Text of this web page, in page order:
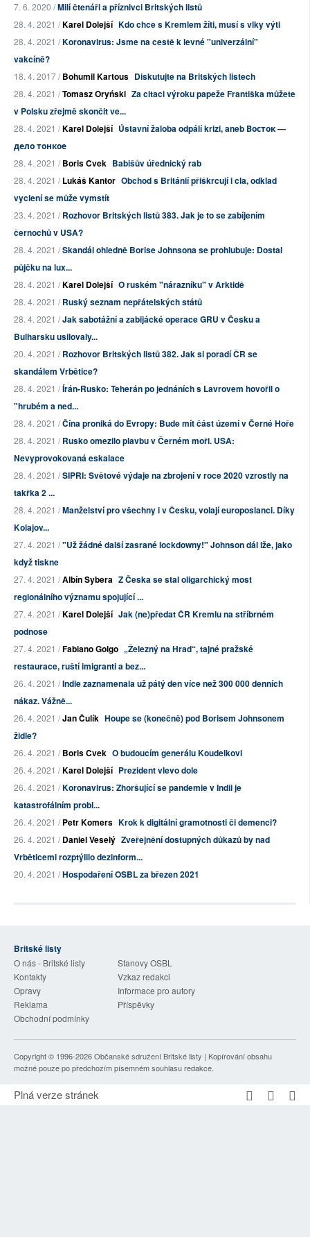
7. 6. 2020 /Milí čtenáři a příznivci Britských listů
28. 4. 2021 /Karel Dolejší Kdo chce s Kremlem žíti, musí s vlky výti
28. 4. 2021 /Koronavirus: Jsme na cestě k levné "univerzální"
vakcíně?
18. 4. 2017 /Bohumil Kartous Diskutujte na Britských listech
28. 4. 2021 /Tomasz Oryński Za citaci výroku papeže Františka můžete
v Polsku zřejmě skončit ve...
28. 4. 2021 /Karel Dolejší Ústavní žaloba odpálí krizi, aneb Восток —
дело тонкое
28. 4. 2021 /Boris Cvek Babišův úřednický rab
28. 4. 2021 /Lukáš Kantor Obchod s Británií přiškrcují i cla, odklad
vyclení se může vymstít
23. 4. 2021 /Rozhovor Britských listů 383. Jak je to se zabíjením
černochů v USA?
28. 4. 2021 /Skandál ohledně Borise Johnsona se prohlubuje: Dostal
půjčku na lux...
28. 4. 2021 /Karel Dolejší O ruském "nárazníku" v Arktidě
28. 4. 2021 /Ruský seznam nepřátelských států
28. 4. 2021 /Jak sabotážní a zabijácké operace GRU v Česku a
Bulharsku usilovaly...
20. 4. 2021 /Rozhovor Britských listů 382. Jak si poradí ČR se
skandálem Vrbětice?
28. 4. 2021 /Írán-Rusko: Teherán po jednáních s Lavrovem hovořil o
"hrubém a ned...
28. 4. 2021 /Čína proniká do Evropy: Bude mít část území v Černé Hoře
28. 4. 2021 /Rusko omezilo plavbu v Černém moři. USA:
Nevyprovokovaná eskalace
28. 4. 2021 /SIPRI: Světové výdaje na zbrojení v roce 2020 vzrostly na
takřka 2 ...
28. 4. 2021 /Manželství pro všechny i v Česku, volají europoslanci. Díky
Kolajov...
27. 4. 2021 /"Už žádné další zasrané lockdowny!" Johnson dál lže, jako
když tiskne
27. 4. 2021 /Albín Sybera Z Česka se stal oligarchický most
regionálního významu spojující ...
27. 4. 2021 /Karel Dolejší Jak (ne)předat ČR Kremlu na stříbrném
podnose
27. 4. 2021 /Fabiano Golgo „Železný na Hrad“, tajné pražské
restaurace, ruští imigranti a bez...
26. 4. 2021 /Indie zaznamenala už pátý den více než 300 000 denních
nákaz. Vážně...
26. 4. 2021 /Jan Čulík Houpe se (konečně) pod Borisem Johnsonem
židle?
26. 4. 2021 /Boris Cvek O budoucím generálu Koudelkovi
26. 4. 2021 /Karel Dolejší Prezident vlevo dole
26. 4. 2021 /Koronavirus: Zhoršující se pandemie v Indii je
katastrofálním probl...
26. 4. 2021 /Petr Komers Krok k digitální gramotnosti či demenci?
26. 4. 2021 /Daniel Veselý Zveřejnění dostupných důkazů by nad
Vrběticemi rozptýlilo dezinform...
20. 4. 2021 /Hospodaření OSBL za březen 2021
Britské listy
O nás - Britské listy
Stanovy OSBL
Kontakty
Vzkaz redakci
Opravy
Informace pro autory
Reklama
Příspěvky
Obchodní podmínky
Copyright © 1996-2026Občanské sdružení Britské listy | Kopírování obsahu
možné pouze po předchozím písemném souhlasu redakce.
Plná verze stránek